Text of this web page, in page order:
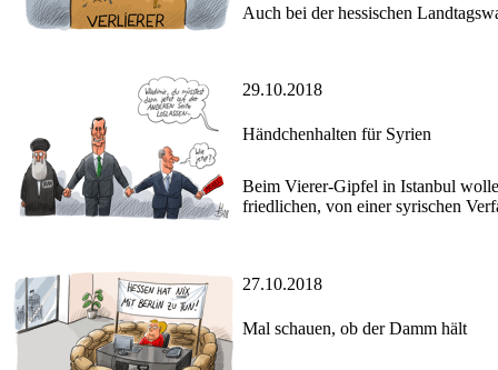
Auch bei der hessischen
29.10.2018
Händchenhalten für Syrien
Beim Vierer-Gipfel in Istanbul
friedlichen, von einer syrischen
27.10.2018
Mal schauen, ob der Damm hält